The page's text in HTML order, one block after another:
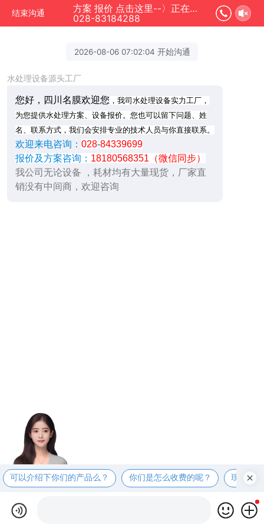
结束沟通
方案 报价 点击这里--〉正在为您服务
028-83184288
2026-08-06 07:02:04 开始沟通
水处理设备源头工厂
您好，四川名膜欢迎您 ，我司水处理设备实力工厂，
为您提供水处理方案、设备报价。您也可以留下问题、姓
名、联系方式，我们会安排专业的技术人员与你直接联系。
欢迎来电咨询： 028-84339699
报价及方案咨询： 18180568351（微信同步）
我公司无论设备 ，耗材均有大量现货，厂家直
销没有中间商，欢迎咨询
可以介绍下你们的产品么？ 你们是怎么收费的呢？ 现在有